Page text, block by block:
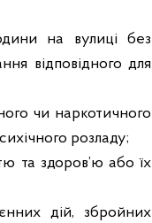
на вулиці без
відповідного для
чи наркотичного
розладу;
та здоров’ю або їх
дій, збройних